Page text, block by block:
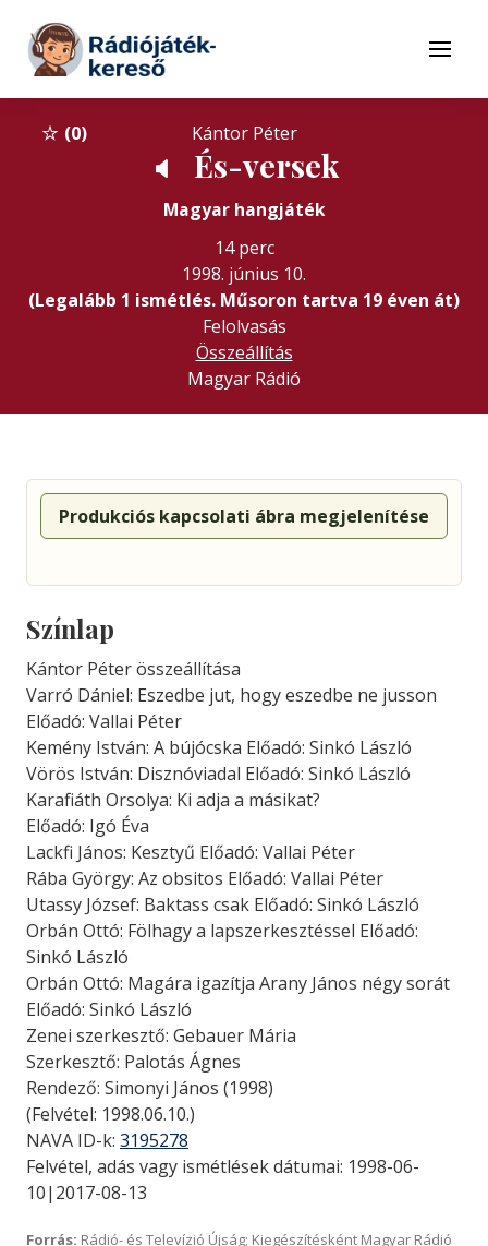
Tovább a tartalomhoz
Menü
0 Kántor Péter
🔈 És-versek
Magyar hangjáték
14 perc
1998. június 10.
(Legalább 1 ismétlés. Műsoron tartva 19 éven át)
Felolvasás
Összeállítás
Magyar Rádió
Produkciós kapcsolati ábra megjelenítése
Színlap
Kántor Péter összeállítása
Varró Dániel: Eszedbe jut, hogy eszedbe ne jusson
Előadó: Vallai Péter
Kemény István: A bújócska Előadó: Sinkó László
Vörös István: Disznóviadal Előadó: Sinkó László
Karafiáth Orsolya: Ki adja a másikat?
Előadó: Igó Éva
Lackfi János: Kesztyű Előadó: Vallai Péter
Rába György: Az obsitos Előadó: Vallai Péter
Utassy József: Baktass csak Előadó: Sinkó László
Orbán Ottó: Fölhagy a lapszerkesztéssel Előadó:
Sinkó László
Orbán Ottó: Magára igazítja Arany János négy sorát
Előadó: Sinkó László
Zenei szerkesztő: Gebauer Mária
Szerkesztő: Palotás Ágnes
Rendező: Simonyi János (1998)
(Felvétel: 1998.06.10.)
NAVA ID-k: 3195278
Felvétel, adás vagy ismétlések dátumai: 1998-06-
10|2017-08-13
Forrás: Rádió- és Televízió Újság; Kiegészítésként Magyar Rádió